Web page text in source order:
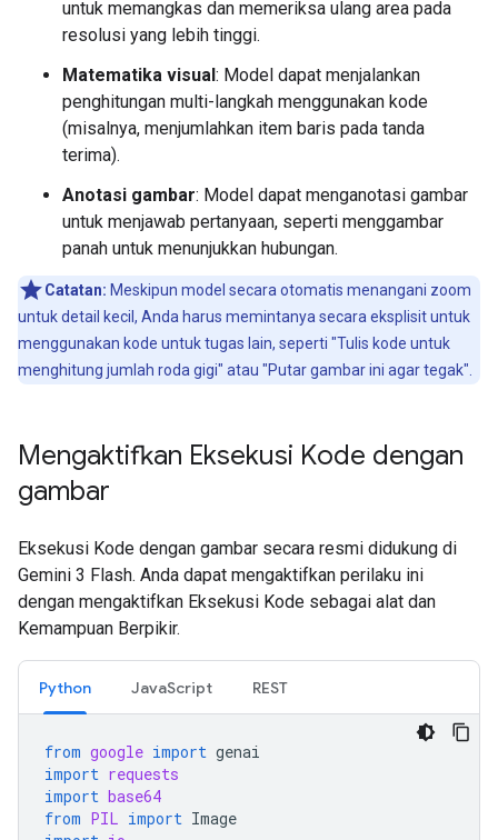
untuk memangkas dan memeriksa ulang area pada
resolusi yang lebih tinggi.
Matematika visual: Model dapat menjalankan
penghitungan multi-langkah menggunakan kode
(misalnya, menjumlahkan item baris pada tanda
terima).
Anotasi gambar: Model dapat menganotasi gambar
untuk menjawab pertanyaan, seperti menggambar
panah untuk menunjukkan hubungan.
Catatan: Meskipun model secara otomatis menangani zoom
untuk detail kecil, Anda harus memintanya secara eksplisit untuk
menggunakan kode untuk tugas lain, seperti "Tulis kode untuk
menghitung jumlah roda gigi" atau "Putar gambar ini agar tegak".
Mengaktifkan Eksekusi Kode dengan
gambar
Eksekusi Kode dengan gambar secara resmi didukung di
Gemini 3 Flash. Anda dapat mengaktifkan perilaku ini
dengan mengaktifkan Eksekusi Kode sebagai alat dan
Kemampuan Berpikir.
Python JavaScript REST
from google import genai
import requests
import base64
from PIL import Image